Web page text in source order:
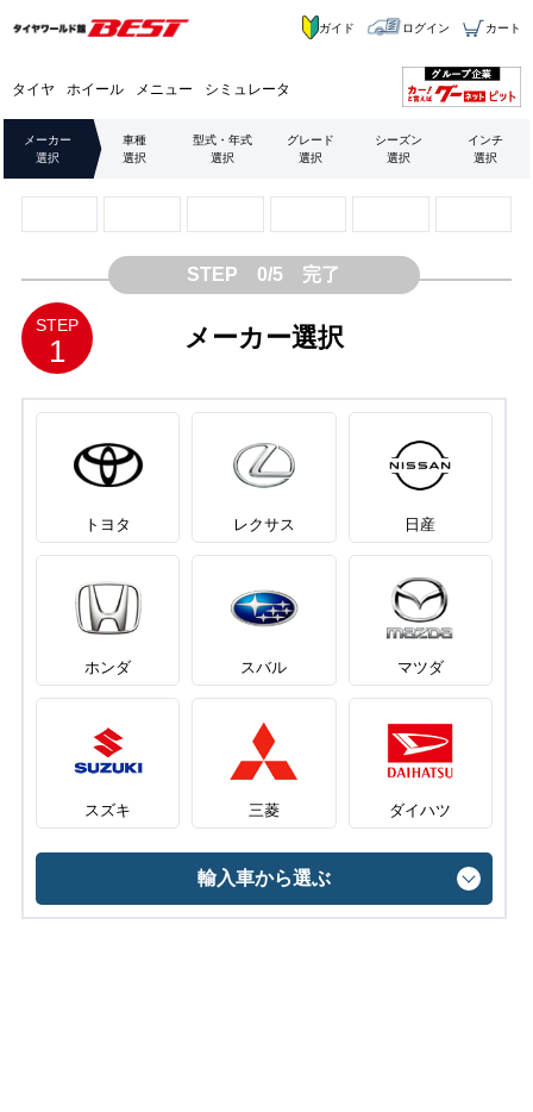
タイヤ ホイール メニュー シミュレータ
ガイド ログイン カート
メーカー
選択
車種
選択
型式・年式
選択
グレード
選択
シーズン
選択
インチ
選択
STEP 0/5 完了
STEP
1 メーカー選択
トヨタ レクサス 日産
ホンダ スバル マツダ
スズキ 三菱 ダイハツ
輸入車から選ぶ